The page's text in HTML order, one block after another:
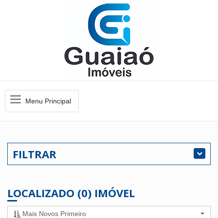
MenuMenu Principal
FILTRAR
LOCALIZADO (0) IMÓVEL
Mais Novos Primeiro